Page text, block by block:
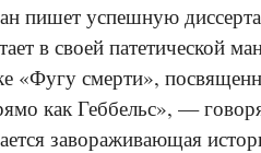
пишет успешную
в своей патетической
«Фугу смерти»,
как Геббельс», —
завораживающая